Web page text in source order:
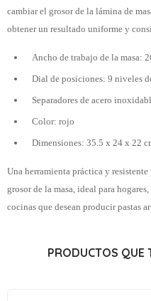
cambiar el grosor de la lámina de
obtener un resultado uniforme y
Ancho de trabajo de la masa:
Dial de posiciones: 9 niveles
Separadores de acero
Color: rojo
Dimensiones: 35.5 x 24 x 22
Una herramienta práctica y
grosor de la masa, ideal para
cocinas que desean producir pastas
PRODUCTOS QUE